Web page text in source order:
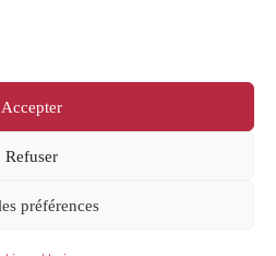
Accepter
Refuser
préférences– AFI ESCA ©